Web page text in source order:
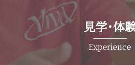
見学･体
Experience